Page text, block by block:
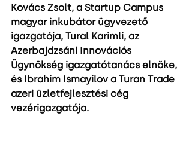
Kovács Zsolt, a Startup Campus
magyar inkubátor ügyvezető
igazgatója, Tural Karimli, az
Azerbajdzsáni Innovációs
Ügynökség igazgatótanács elnöke,
és Ibrahim Ismayilov a Turan Trade
azeri üzletfejlesztési cég
vezérigazgatója.